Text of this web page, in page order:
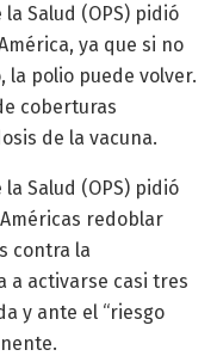
Salud (OPS) pidió
ya que si no
la polio puede volver.
coberturas
de la vacuna.
Salud (OPS) pidió
redoblar
contra la
a activarse casi tres
y ante el “riesgo